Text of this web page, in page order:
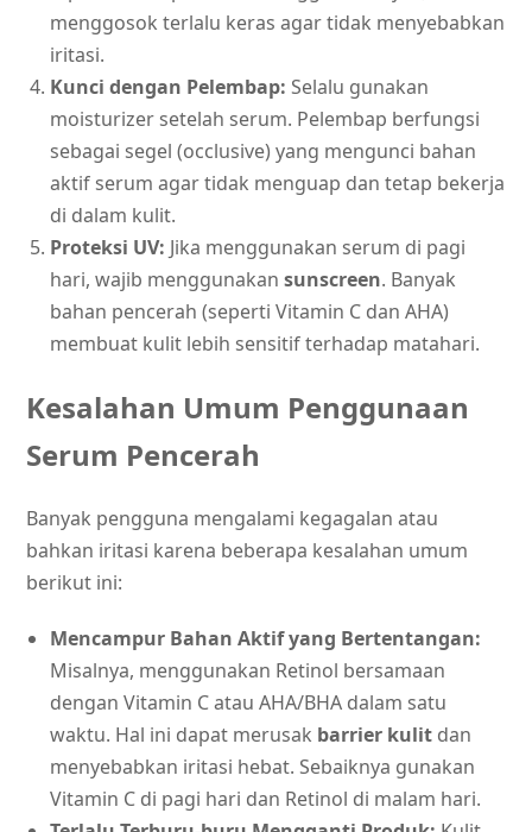
menggosok terlalu keras agar tidak menyebabkan
iritasi.
Kunci dengan Pelembap: Selalu gunakan
moisturizer setelah serum. Pelembap berfungsi
sebagai segel (occlusive) yang mengunci bahan
aktif serum agar tidak menguap dan tetap bekerja
di dalam kulit.
Proteksi UV: Jika menggunakan serum di pagi
hari, wajib menggunakan sunscreen. Banyak
bahan pencerah (seperti Vitamin C dan AHA)
membuat kulit lebih sensitif terhadap matahari.
Kesalahan Umum Penggunaan
Serum Pencerah
Banyak pengguna mengalami kegagalan atau
bahkan iritasi karena beberapa kesalahan umum
berikut ini:
Mencampur Bahan Aktif yang Bertentangan:
Misalnya, menggunakan Retinol bersamaan
dengan Vitamin C atau AHA/BHA dalam satu
waktu. Hal ini dapat merusak barrier kulit dan
menyebabkan iritasi hebat. Sebaiknya gunakan
Vitamin C di pagi hari dan Retinol di malam hari.